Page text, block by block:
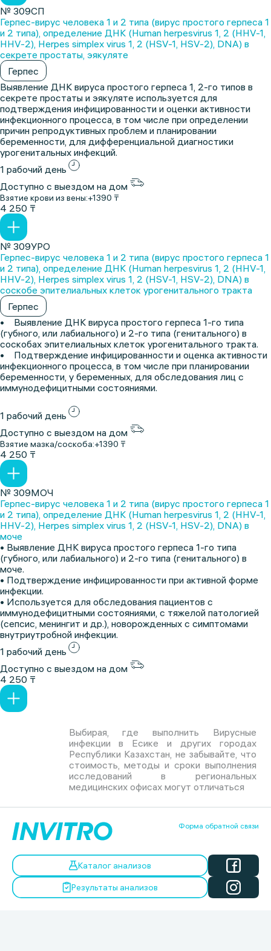
№ 309СП
Герпес-вирус человека 1 и 2 типа (вирус простого герпеса 1
и 2 типа), определение ДНК (Human herpesvirus 1, 2 (HHV-1,
HHV-2), Herpes simplex virus 1, 2 (HSV-1, HSV-2), DNA) в
секрете простаты, эякуляте
Герпес
Выявление ДНК вируса простого герпеса 1, 2-го типов в
секрете простаты и эякуляте используется для
подтверждения инфицированности и оценки активности
инфекционного процесса, в том числе при определении
причин репродуктивных проблем и планировании
беременности, для дифференциальной диагностики
урогенитальных инфекций.
1 рабочий день
Доступно с выездом на дом
Взятие крови из вены:+1390 ₸
4 250 ₸
№ 309УРО
Герпес-вирус человека 1 и 2 типа (вирус простого герпеса 1
и 2 типа), определение ДНК (Human herpesvirus 1, 2 (HHV-1,
HHV-2), Herpes simplex virus 1, 2 (HSV-1, HSV-2), DNA) в
соскобе эпителиальных клеток урогенитального тракта
Герпес
• Выявление ДНК вируса простого герпеса 1-го типа
(губного, или лабиального) и 2-го типа (генитального) в
соскобах эпителиальных клеток урогенитального тракта.
• Подтверждение инфицированности и оценка активности
инфекционного процесса, в том числе при планировании
беременности, у беременных, для обследования лиц с
иммунодефицитными состояниями.
1 рабочий день
Доступно с выездом на дом
Взятие мазка/соскоба:+1390 ₸
4 250 ₸
№ 309МОЧ
Герпес-вирус человека 1 и 2 типа (вирус простого герпеса 1
и 2 типа), определение ДНК (Human herpesvirus 1, 2 (HHV-1,
HHV-2), Herpes simplex virus 1, 2 (HSV-1, HSV-2), DNA) в
моче
• Выявление ДНК вируса простого герпеса 1-го типа
(губного, или лабиального) и 2-го типа (генитального) в
моче.
• Подтверждение инфицированности при активной форме
инфекции.
• Используется для обследования пациентов с
иммунодефицитными состояниями, с тяжелой патологией
(сепсис, менингит и др.), новорожденных с симптомами
внутриутробной инфекции.
1 рабочий день
Доступно с выездом на дом
4 250 ₸
Выбирая, где выполнить Вирусные
инфекции в Есике и других городах
Республики Казахстан, не забывайте, что
стоимость, методы и сроки выполнения
исследований в региональных
медицинских офисах могут отличаться
Форма обратной связи
Каталог анализов
Результаты анализов